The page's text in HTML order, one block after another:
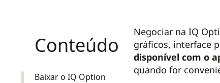
Conteúdo
Baixar o IQ Option
Negociar na IQ
gráficos, interface
disponível com o
quando for